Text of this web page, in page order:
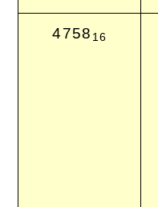
4758 16